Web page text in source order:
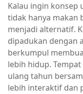
Kalau ingin konsep
tidak hanya makan
menjadi alternatif.
dipadukan dengan
berkumpul
lebih hidup.
ulang tahun
lebih interaktif dan